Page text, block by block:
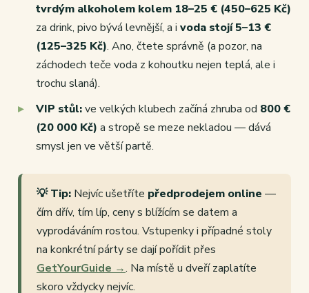
tvrdým alkoholem kolem 18–25 € (450–625 Kč)
za drink, pivo bývá levnější, a i voda stojí 5–13 €
(125–325 Kč). Ano, čtete správně (a pozor, na
záchodech teče voda z kohoutku nejen teplá, ale i
trochu slaná).
VIP stůl:ve velkých klubech začíná zhruba od 800 €
(20 000 Kč) a stropě se meze nekladou — dává
smysl jen ve větší partě.
💡 Tip: Nejvíc ušetříte předprodejem online —
čím dřív, tím líp, ceny s blížícím se datem a
vyprodáváním rostou. Vstupenky i případné stoly
na konkrétní párty se dají pořídit přes
GetYourGuide →. Na místě u dveří zaplatíte
skoro vždycky nejvíc.